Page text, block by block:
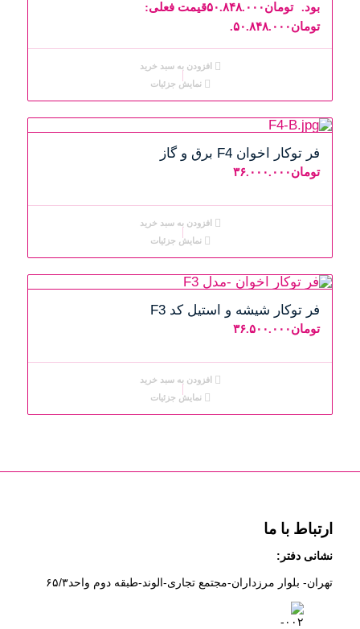
بود.
تومان۵۰.۸۴۸.۰۰۰قیمت فعلی:
تومان۵۰.۸۴۸.۰۰۰.
افزودن به سبد خرید
نمایش جزئیات
فر توکار اخوان F4 برق و گاز
تومان۳۶.۰۰۰.۰۰۰
افزودن به سبد خرید
نمایش جزئیات
فر توکار شیشه و استیل کد F3
تومان۳۶.۵۰۰.۰۰۰
افزودن به سبد خرید
نمایش جزئیات
ارتباط با ما
نشانی دفتر:
تهران- بلوار مرزداران-مجتمع تجاری-الوند-طبقه دوم واحد۶ ۵/۳